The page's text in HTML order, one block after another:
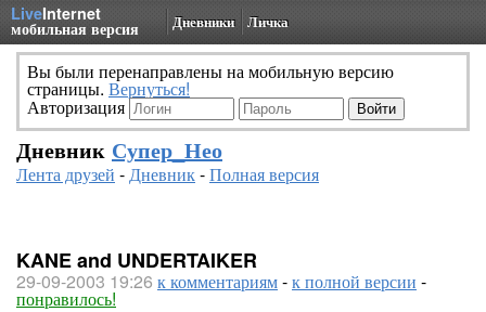
LiveInternet
мобильная версия Дневники Личка
Вы были перенаправлены на мобильную версию
страницы. Вернуться!
Авторизация
Дневник Супер_Нео
Лента друзей -Дневник-Полная версия
KANE and UNDERTAIKER
29-09-2003 19:26 к комментариям-к полной версии -
понравилось!